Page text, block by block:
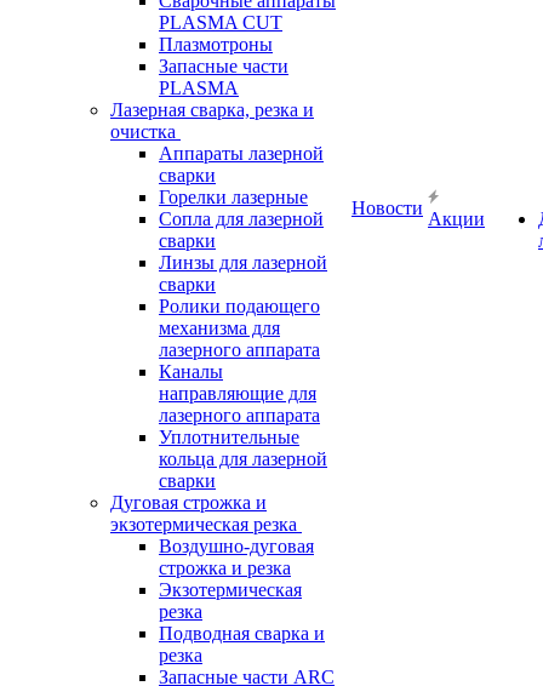
PLASMA CUT
Плазмотроны
Запасные части
PLASMA
Лазерная сварка, резка и
очистка
Аппараты лазерной
сварки
Горелки лазерные
Сопла для лазерной
сварки
Линзы для лазерной
сварки
Ролики подающего
механизма для
лазерного аппарата
Каналы
направляющие для
лазерного аппарата
Уплотнительные
кольца для лазерной
сварки
Дуговая строжка и
экзотермическая резка
Воздушно-дуговая
строжка и резка
Экзотермическая
резка
Подводная сварка и
резка
Запасные части ARC
Новости
Акции